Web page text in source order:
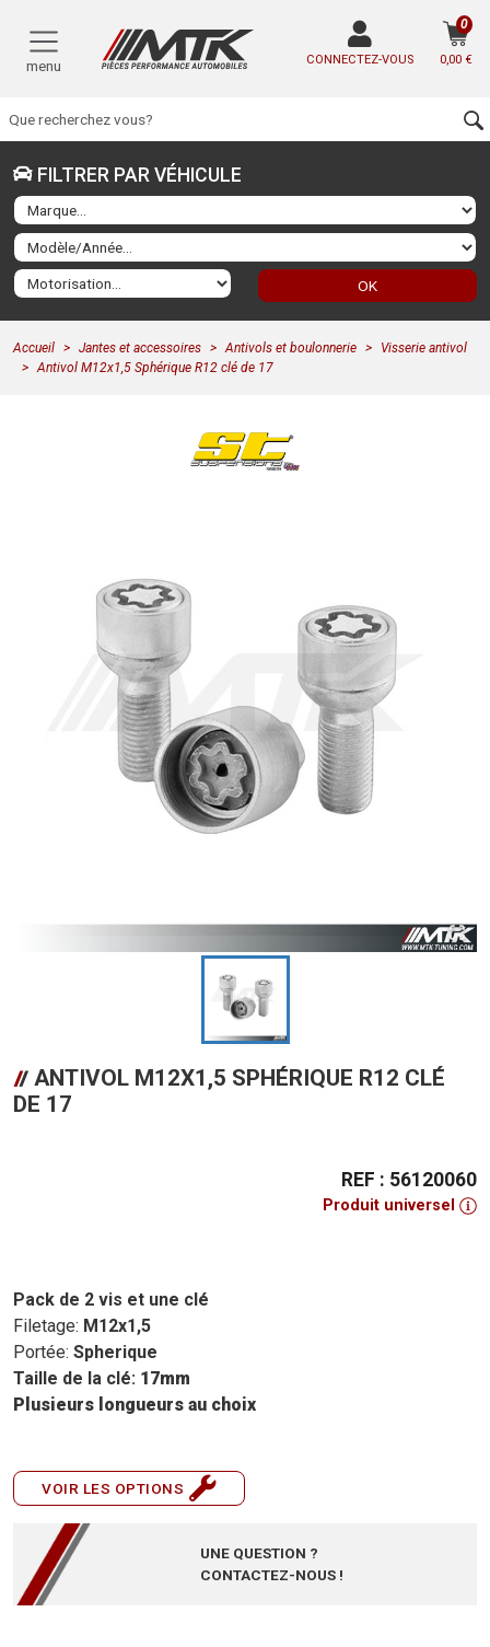
menu CONNECTEZ-VOUS 0,00 €
0
FILTRER PAR VÉHICULE
OK
Accueil Jantes et accessoires Antivols et boulonnerie
Visserie antivol
Antivol M12x1,5 Sphérique R12 clé de 17
ANTIVOL M12X1,5 SPHÉRIQUE R12 CLÉ
DE 17
REF : 56120060
Produit universel
Pack de 2 vis et une clé
Filetage: M12x1,5
Portée: Spherique
Taille de la clé: 17mm
Plusieurs longueurs au choix
VOIR LES OPTIONS
UNE QUESTION ?
CONTACTEZ-NOUS !